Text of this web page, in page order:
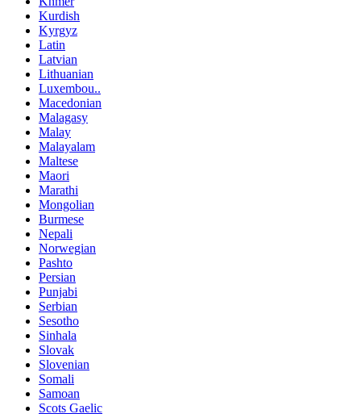
Kurdish
Kyrgyz
Latin
Latvian
Lithuanian
Luxembou..
Macedonian
Malagasy
Malay
Malayalam
Maltese
Maori
Marathi
Mongolian
Burmese
Nepali
Norwegian
Pashto
Persian
Punjabi
Serbian
Sesotho
Sinhala
Slovak
Slovenian
Somali
Samoan
Scots Gaelic